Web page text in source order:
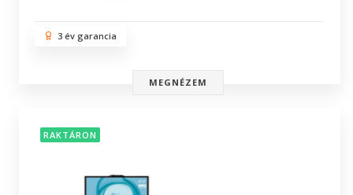
3 év garancia
MEGNÉZEM
RAKTÁRON